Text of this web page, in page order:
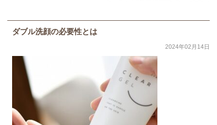
ダブル洗顔の必要性とは
2024年02月14日